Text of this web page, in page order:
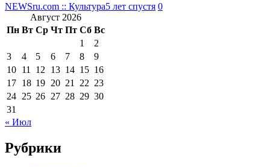
NEWSru.com :: Культура5 лет спустя 0
Август 2026
Пн Вт Ср Чт Пт Сб Вс
1
2
3
4 5 6 7 8
9
10 11 12 13 14 15 16
17 18 19 20 21 22 23
24 25 26 27 28 29 30
31
« Июл
Рубрики